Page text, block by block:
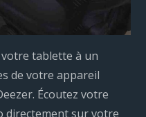
tablette à un
de votre appareil
Écoutez votre
directement sur votre